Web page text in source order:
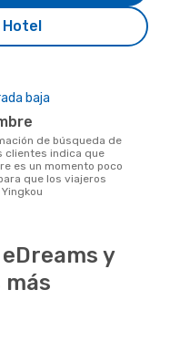
Hotel
baja
clientes indica que
es un momento poco
que los viajeros
y